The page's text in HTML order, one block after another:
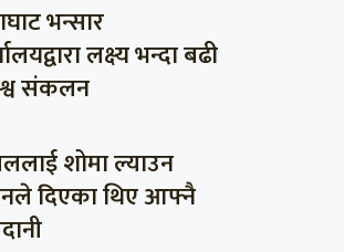
भन्सार
लक्ष्य भन्दा बढी
संकलन
शोमा ल्याउन
दिएका थिए आफ्नै